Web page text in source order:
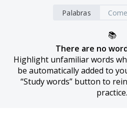
Palabras
📚
There are no
Highlight unfamiliar words
be automatically added to
“Study words” button to
practice.